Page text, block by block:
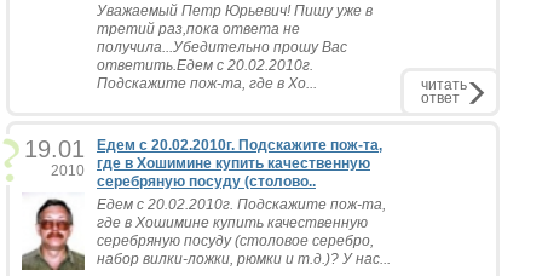
Уважаемый Петр Юрьевич! Пишу уже в
третий раз,пока ответа не
получила...Убедительно прошу Вас
ответить.Едем с 20.02.2010г.
Подскажите пож-та, где в Хо...
читать
ответ
19.01
2010
Едем с 20.02.2010г. Подскажите пож-та,
где в Хошимине купить качественную
серебряную посуду (столово..
Едем с 20.02.2010г. Подскажите пож-та,
где в Хошимине купить качественную
серебряную посуду (столовое серебро,
набор вилки-ложки, рюмки и т.д.)? У нас...